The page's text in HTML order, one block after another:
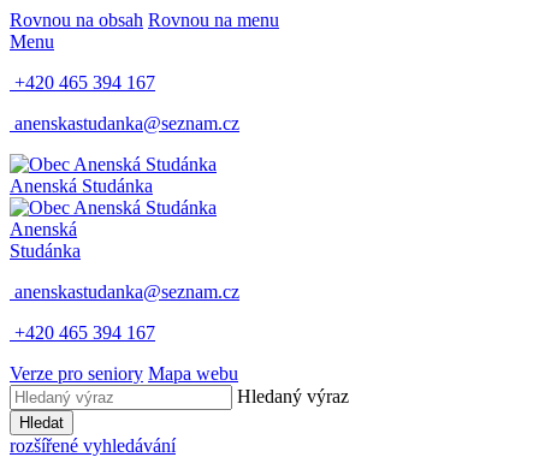
Rovnou na obsah Rovnou na menu
Menu
+420 465 394 167
anenskastudanka@seznam.cz
Anenská Studánka
Anenská
Studánka
anenskastudanka@seznam.cz
+420 465 394 167
Verze pro seniory Mapa webu
Hledaný výraz
Hledat
rozšířené vyhledávání